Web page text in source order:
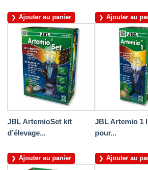
Ajouter au panier Ajouter au
JBL ArtemioSet kit
d’élevage...
Ajouter au panier
JBL Artemio 1
pour...
Ajouter au